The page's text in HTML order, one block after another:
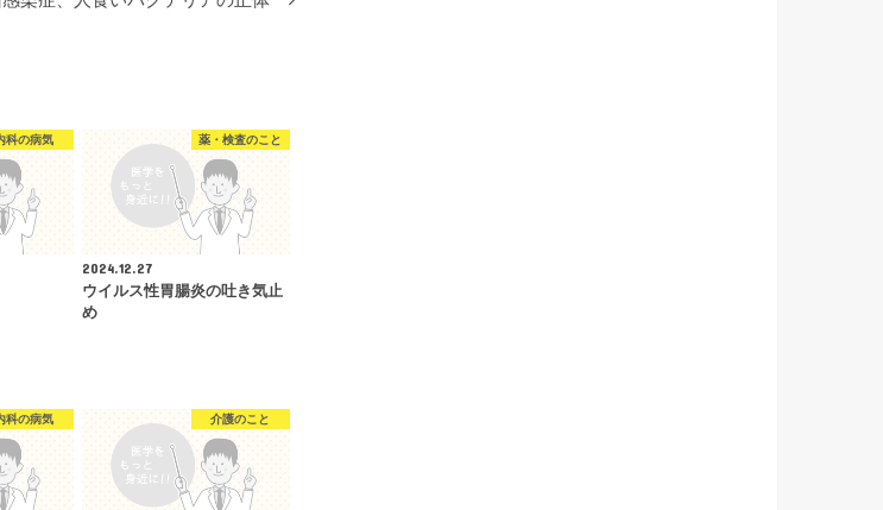
科の病気 薬・検査のこと
2024.12.27
ウイルス性胃腸炎の吐き気止
め
科の病気 介護のこと